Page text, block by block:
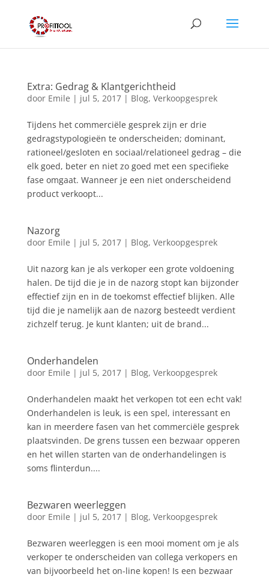
Extra: Gedrag & Klantgerichtheid
door Emile | jul 5, 2017| Blog, Verkoopgesprek
Tijdens het commerciële gesprek zijn er drie
gedragstypologieën te onderscheiden; dominant,
rationeel/gesloten en sociaal/relationeel gedrag – die
elk goed, beter en niet zo goed met een specifieke
fase omgaat. Wanneer je een niet onderscheidend
product verkoopt...
Nazorg
door Emile | jul 5, 2017| Blog, Verkoopgesprek
Uit nazorg kan je als verkoper een grote voldoening
halen. De tijd die je in de nazorg stopt kan bijzonder
effectief zijn en in de toekomst effectief blijken. Alle
tijd die je namelijk aan de nazorg besteedt verdient
zichzelf terug. Je kunt klanten; uit de brand...
Onderhandelen
door Emile | jul 5, 2017| Blog, Verkoopgesprek
Onderhandelen maakt het verkopen tot een echt vak!
Onderhandelen is leuk, is een spel, interessant en
kan in meerdere fasen van het commerciële gesprek
plaatsvinden. De grens tussen een bezwaar opperen
en het willen starten van de onderhandelingen is
soms flinterdun....
Bezwaren weerleggen
door Emile | jul 5, 2017| Blog, Verkoopgesprek
Bezwaren weerleggen is een mooi moment om je als
verkoper te onderscheiden van collega verkopers en
van bijvoorbeeld het on-line kopen! Is een bezwaar